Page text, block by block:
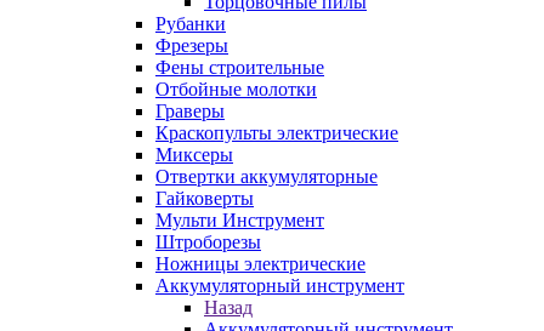
Рубанки
Фрезеры
Фены строительные
Отбойные молотки
Граверы
Краскопульты электрические
Миксеры
Отвертки аккумуляторные
Гайковерты
Мульти Инструмент
Штроборезы
Ножницы электрические
Аккумуляторный инструмент
Назад